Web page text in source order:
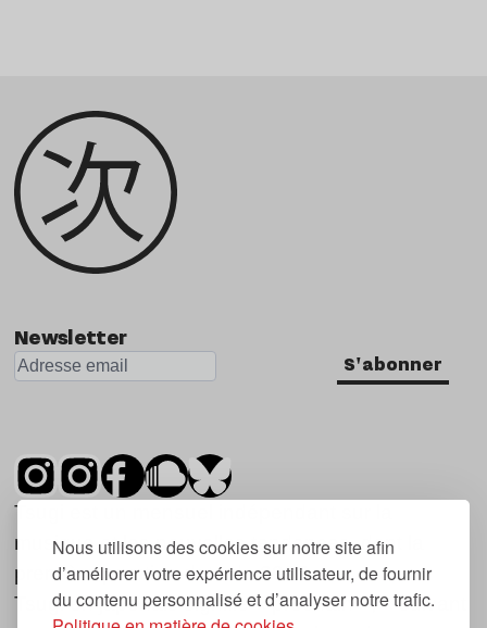
Nous utilisons des cookies sur notre site afin
d’améliorer votre expérience utilisateur, de fournir
du contenu personnalisé et d’analyser notre trafic.
Newsletter
S'abonner
Tsugi est un mensuel indépendant sur la
musique et les nouvelles tendances, dont la
première parution date de 2007.
Tsugi en japonais signifie « prochain », « suivant